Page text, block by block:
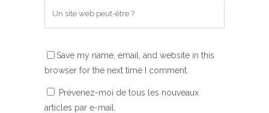
Save my name, email, and website in this
browser for the next time I comment.
Prévenez-moi de tous les nouveaux
articles par e-mail.